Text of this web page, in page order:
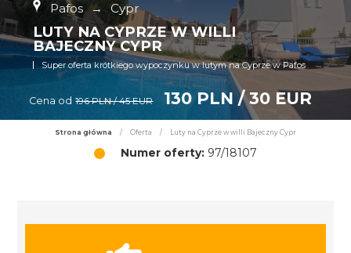
Pafos → Cypr
LUTY NA CYPRZE W WILLI
BAJECZNY CYPR
Super oferta krótkiego wypoczynku w lutym na Cyprze w Pafos
Cena od 196 PLN / 45 EUR 130 PLN / 30 EUR
Strona główna / Oferta / Luty na Cyprze w willi Bajeczny Cypr
Numer oferty: 97/18107